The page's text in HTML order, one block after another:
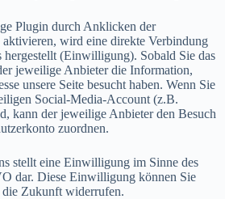
Plugin durch Anklicken der
wird eine direkte Verbindung
hergestellt (Einwilligung). Sobald Sie das
jeweilige Anbieter die Information,
unsere Seite besucht haben. Wenn Sie
Social-Media-Account (z.B.
kann der jeweilige Anbieter den Besuch
zuordnen.
stellt eine Einwilligung im Sinne des
dar. Diese Einwilligung können Sie
Zukunft widerrufen.